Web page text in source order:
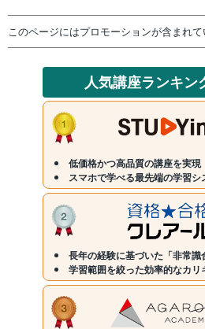
このページにはプロモーションが含まれ
人気講座ランキン
低価格かつ高品質の講座を実現
スマホで学べる最先端の学習シ
長年の経験に基づいた「非常識
学習範囲を絞った効率的なカリ